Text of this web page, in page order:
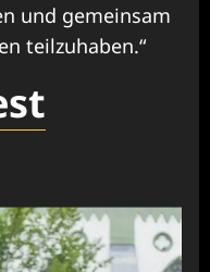
und gemeinsam
teilzuhaben.“